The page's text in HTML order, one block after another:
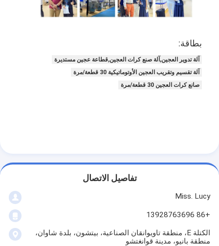
فرن الرف
فرن حراري
فرن مزيج
فريزر طاولة العمل
خزانة عرض المخبوزات
بطاقة:
آلة تدوير العجين,آلة صنع كرات العجين,قطاعة عجين مستديرة
آلة تقسيم وتقريب العجين الأوتوماتيكية 30 قطعة/مرة
صانع كرات العجين 30 قطعة/مرة
تفاصيل الاتصال
Miss. Lucy
+86 13928763696
الكتلة E، منطقة تاويوانقان الصناعية، بيتشون، بلدة شاوان،
منطقة بانيو، مدينة قوانغتشو